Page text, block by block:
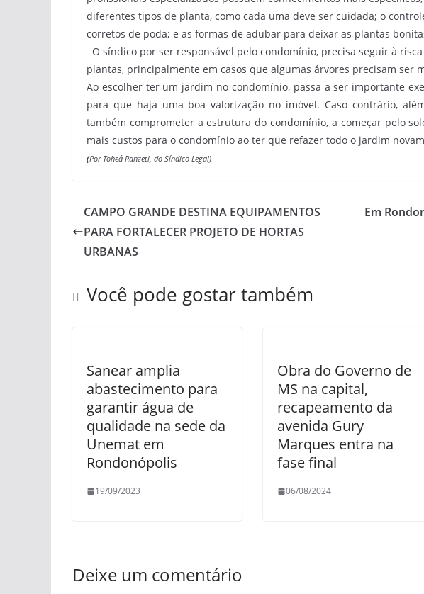
diferentes tipos de planta, como cada uma deve ser cuidada; o
corretos de poda; e as formas de adubar para deixar as plantas
O síndico por ser responsável pelo condomínio, precisa seguir à
plantas, principalmente em casos que algumas árvores precisam ser
Ao escolher ter um jardim no condomínio, passa a ser importante
para que haja uma boa valorização no imóvel. Caso contrário,
também comprometer a estrutura do condomínio, a começar pelo
mais custos para o condomínio ao ter que refazer todo o jardim
(Por Toheá Ranzeti, do Síndico Legal)
CAMPO GRANDE DESTINA EQUIPAMENTOS
PARA FORTALECER PROJETO DE HORTAS
URBANAS
Em
Você pode gostar também
Sanear amplia
abastecimento para
garantir água de
qualidade na sede da
Unemat em
Rondonópolis
19/09/2023
Obra do Governo de
MS na capital,
recapeamento da
avenida Gury
Marques entra na
fase final
06/08/2024
Deixe um comentário